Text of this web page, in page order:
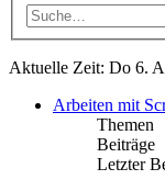
Aktuelle Zeit: Do 6.
Arbeiten mit
Themen
Beiträge
Letzter